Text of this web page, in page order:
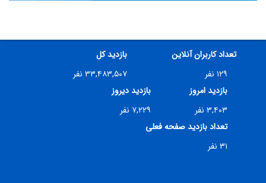
تعداد کاربران آنلاین
۱۲۹ نفر
بازدید کل
۳۳,۴۸۳,۵۰۷ نفر
بازدید امروز
۳,۴۰۳ نفر
بازدید دیروز
۷,۲۲۹ نفر
تعداد بازدید صفحه فعلی
۳۱ نفر